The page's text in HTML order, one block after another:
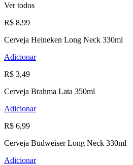
Ver todos
R$ 8,99
Cerveja Heineken Long Neck 330ml
Adicionar
R$ 3,49
Cerveja Brahma Lata 350ml
Adicionar
R$ 6,99
Cerveja Budweiser Long Neck 330ml
Adicionar